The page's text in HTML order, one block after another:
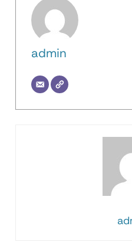
admin